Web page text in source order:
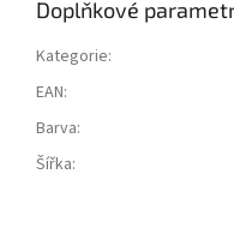
Doplňkové
Kategorie:
EAN:
Barva:
Šířka: